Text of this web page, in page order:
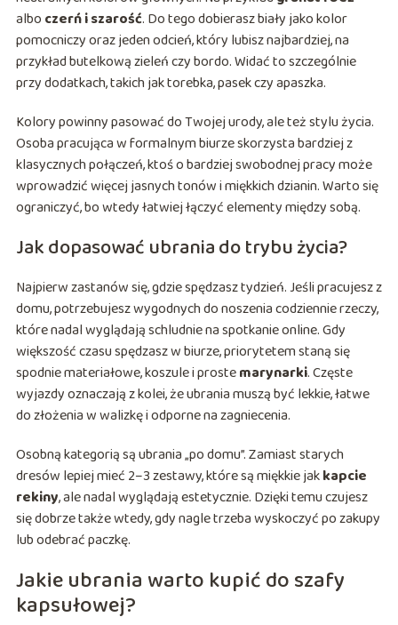
albo czerń i szarość. Do tego dobierasz biały jako kolor
pomocniczy oraz jeden odcień, który lubisz najbardziej, na
przykład butelkową zieleń czy bordo. Widać to szczególnie
przy dodatkach, takich jak torebka, pasek czy apaszka.
Kolory powinny pasować do Twojej urody, ale też stylu życia.
Osoba pracująca w formalnym biurze skorzysta bardziej z
klasycznych połączeń, ktoś o bardziej swobodnej pracy może
wprowadzić więcej jasnych tonów i miękkich dzianin. Warto się
ograniczyć, bo wtedy łatwiej łączyć elementy między sobą.
Jak dopasować ubrania do trybu życia?
Najpierw zastanów się, gdzie spędzasz tydzień. Jeśli pracujesz z
domu, potrzebujesz wygodnych do noszenia codziennie rzeczy,
które nadal wyglądają schludnie na spotkanie online. Gdy
większość czasu spędzasz w biurze, priorytetem staną się
spodnie materiałowe, koszule i prostemarynarki. Częste
wyjazdy oznaczają z kolei, że ubrania muszą być lekkie, łatwe
do złożenia w walizkę i odporne na zagniecenia.
Osobną kategorią są ubrania „po domu”. Zamiast starych
dresów lepiej mieć 2–3 zestawy, które są miękkie jakkapcie
rekiny, ale nadal wyglądają estetycznie. Dzięki temu czujesz
się dobrze także wtedy, gdy nagle trzeba wyskoczyć po zakupy
lub odebrać paczkę.
Jakie ubrania warto kupić do szafy
kapsułowej?